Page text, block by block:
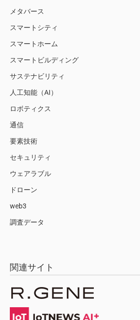
メタバース
スマートシティ
スマートホーム
スマートビルディング
サステナビリティ
人工知能（AI）
ロボティクス
通信
要素技術
セキュリティ
ウェアラブル
ドローン
web3
調査データ
関連サイト